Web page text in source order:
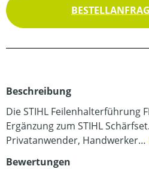
Beschreibung
Die STIHL Feilenhalterführung
Ergänzung zum STIHL
Privatanwender, Handwerker…
Bewertungen